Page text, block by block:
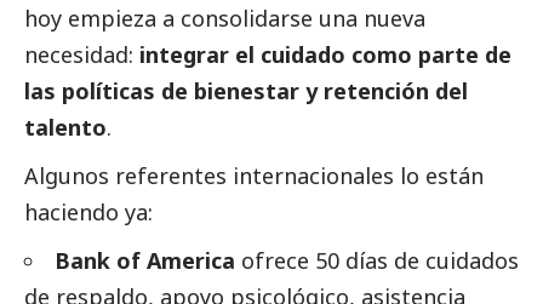
hoy empieza a consolidarse una nueva
necesidad: integrar el cuidado como parte de
las políticas de bienestar y retención del
talento.
Algunos referentes internacionales lo están
haciendo ya:
Bank of America ofrece 50 días de cuidados
de respaldo, apoyo psicológico, asistencia